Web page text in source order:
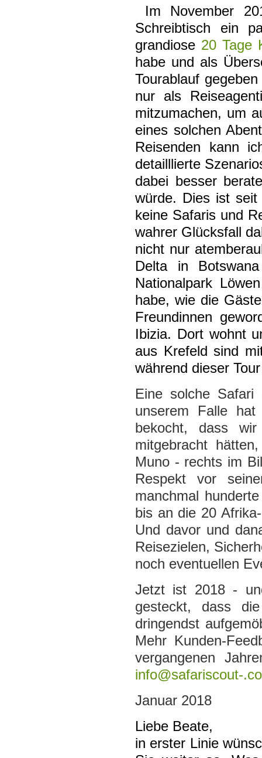
Im November
Schreibtisch ein
grandiose 20 Tage
habe und als
Tourablauf
nur als
mitzumachen, um
eines solchen
Reisenden kann
detailllierte
dabei besser
würde. Dies ist
keine Safaris und
wahrer Glücksfall
nicht nur
Delta in
Nationalpark
habe, wie die
Freundinnen
Ibizia. Dort wohnt
aus Krefeld sind
während dieser
Eine solche
unserem Falle
bekocht, dass
mitgebracht
Muno - rechts im
Respekt vor
manchmal
bis an die 20
Und davor und
Reisezielen,
noch eventuellen
Jetzt ist 2018 -
gesteckt, dass die
dringendst
Mehr Kunden-
vergangenen
info@safariscout-
Januar 2018
Liebe Beate,
in erster Linie